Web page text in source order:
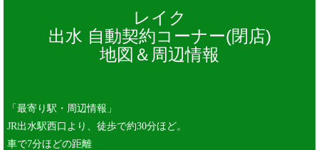
レイク
出水 自動契約コーナー(閉店)
地図＆周辺情報
「最寄り駅・周辺情報」
JR出水駅西口より、徒歩で約30分ほど。
車で7分ほどの距離